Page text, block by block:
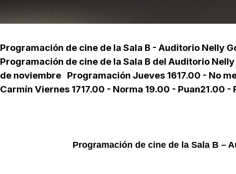
Programación de cine de la Sala B - Auditorio Nelly
Programación de cine de la Sala B del Auditorio
de noviembre Programación Jueves 1617.00 - No
Carmín Viernes 1717.00 - Norma 19.00 - Puan21.00 -
Programación de cine de la Sala B –